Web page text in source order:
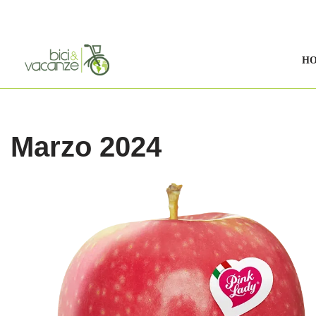
Marzo 2024